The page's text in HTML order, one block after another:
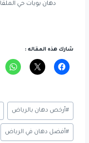
دهان بويات حي الملقا
شارك هذه المقاله :
Post
Tags:
#أرخص دهان بالرياض
#أفضل دهان في الرياض